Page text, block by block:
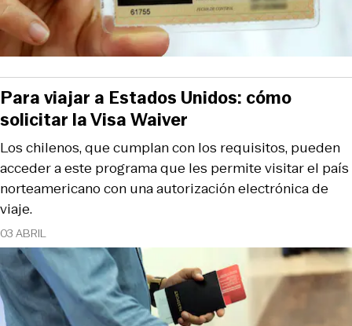
03 ABRIL
Los chilenos, que cumplan con los requisitos, pueden
acceder a este programa que les permite visitar el país
norteamericano con una autorización electrónica de
viaje.
Para viajar a Estados Unidos: cómo
solicitar la Visa Waiver